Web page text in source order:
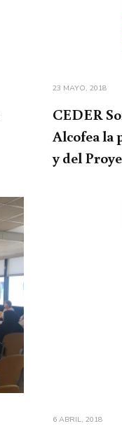
23 MAYO, 2018
CEDER
Alcofea la
y del
6 ABRIL, 2018